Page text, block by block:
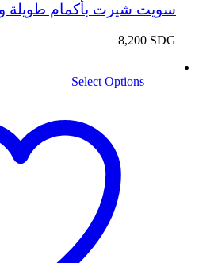
سويت شيرت بأكمام طويلة
8,200 SDG
Select Options